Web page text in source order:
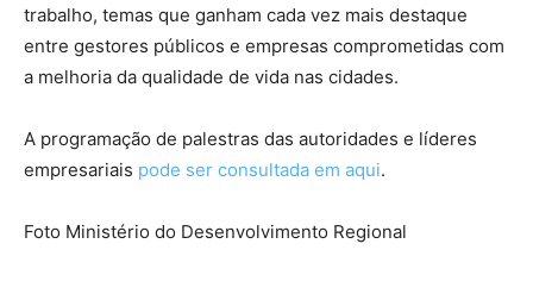
trabalho, temas que ganham cada vez mais destaque
entre gestores públicos e empresas comprometidas com
a melhoria da qualidade de vida nas cidades.
A programação de palestras das autoridades e líderes
empresariais pode ser consultada em aqui.
Foto Ministério do Desenvolvimento Regional